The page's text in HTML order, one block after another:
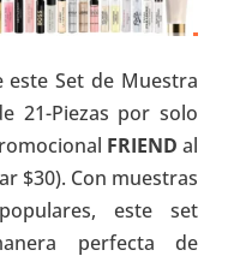
este Set de Muestra
21-Piezas por solo
FRIEND al
$30). Con muestras
este set
perfecta de